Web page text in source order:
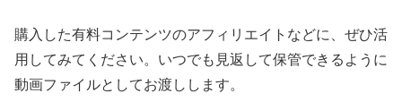
購入した有料コンテンツのアフィリエイトなどに、ぜひ活
用してみてください。いつでも見返して保管できるように
動画ファイルとしてお渡しします。